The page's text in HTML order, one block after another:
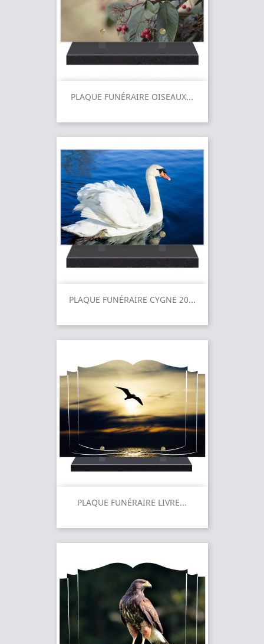
PLAQUE FUNÉRAIRE OISEAUX...
PLAQUE FUNÉRAIRE CYGNE 20...
PLAQUE FUNÉRAIRE LIVRE...